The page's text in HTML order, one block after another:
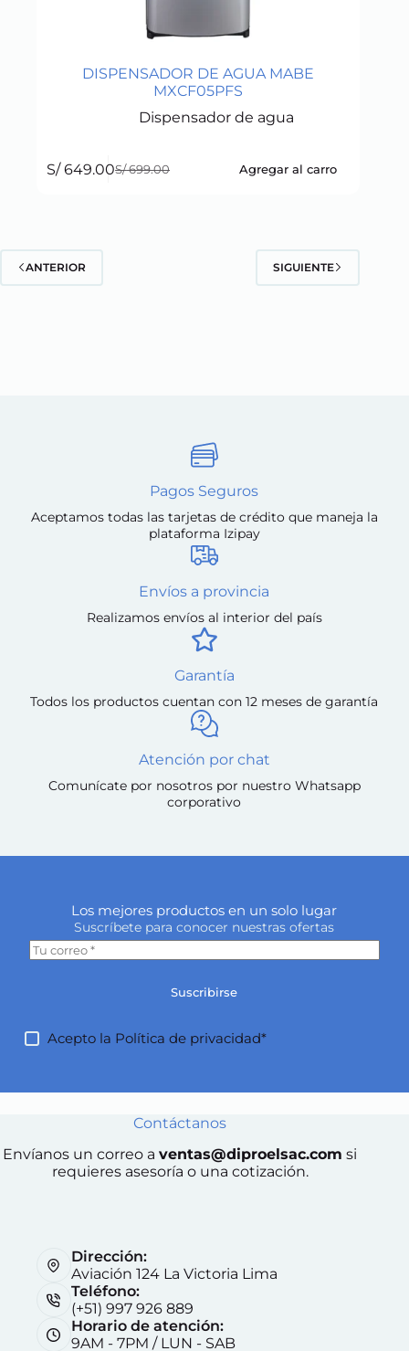
DISPENSADOR DE AGUA MABE
MXCF05PFS
Dispensador de agua
S/699.00
Original
S/649.00Current
Agregar al carro
ANTERIOR SIGUIENTE
Pagos Seguros
Aceptamos todas las tarjetas de crédito que maneja la
plataforma Izipay
Envíos a provincia
Realizamos envíos al interior del país
Garantía
Todos los productos cuentan con 12 meses de garantía
Atención por chat
Comunícate por nosotros por nuestro Whatsapp
corporativo
Los mejores productos en un solo lugar
Suscríbete para conocer nuestras ofertas
Suscribirse
Acepto la Política de privacidad*
Contáctanos
Envíanos un correo aventas@diproelsac.com si
requieres asesoría o una cotización.
Dirección:
Aviación 124 La Victoria Lima
Teléfono:
(+51) 997 926 889
Horario de atención:
9AM - 7PM / LUN - SAB